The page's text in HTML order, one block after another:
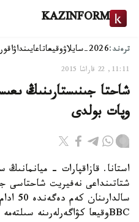
KAZINFORM
ترەند:2026-سايلاۋ وقيعاتاعايىنداۋ
11:11, 22 قاراشا 2015
وپات بولدى
استانا. قازاقپارات -
شتاتىنداعى نەفيريت شاحتاسى
BBCوقيعا كۋاگەرلەرىنە سىلتەمە جاساپ.